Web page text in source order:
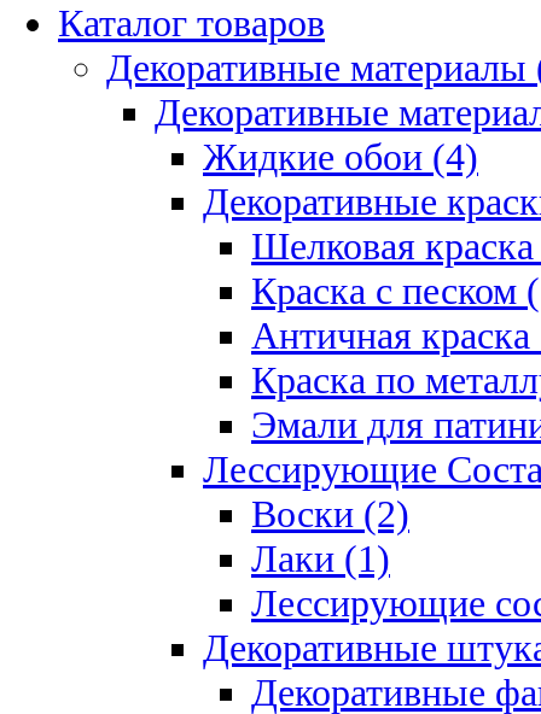
Каталог товаров
Декоративные материалы
Декоративные
Жидкие обои (4)
Декоративные
Шелковая
Краска с песком
Античная
Краска по
Эмали для
Лессирующие
Воски (2)
Лаки (1)
Лессирующие
Декоративные
Декоративные